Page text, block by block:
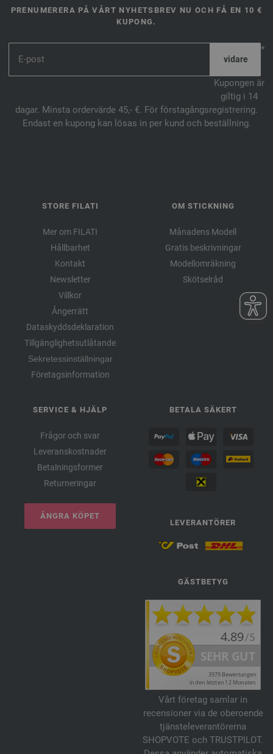
PRENUMERERA PÅ VÅRT NYHETSBREV NU OCH FÅ EN 10 €
KUPONG.
*
Kupongen är
giltig i 14
dagar. Minsta ordervärde 45,- €. För förstagångsregistrering.
Endast en kupong kan lösas in per kund och beställning.
STORE FILATI
Mer om FILATI
Hållbarhet
Kontakt
Newsletter
Villkor
Ångerrätt
Dataskyddsdeklaration
Tillgänglighetsutlåtande
Sekretessinställningar
Företagsinformation
OM STICKNING
Månadens Modell
Gratis beskrivningar
Modellomräkning
Skötselråd
SERVICE & HJÄLP
Frågor och svar
Leveranskostnader
Betalningsformer
Returneringar
ÅNGRA KÖPET
BETALA SÄKERT
LEVERANTÖRER
GÄSTBETYG
Vårt företag samlar in
recensioner via de oberoende
tjänsteleverantörerna
SHOPVOTE och TRUSTPILOT.